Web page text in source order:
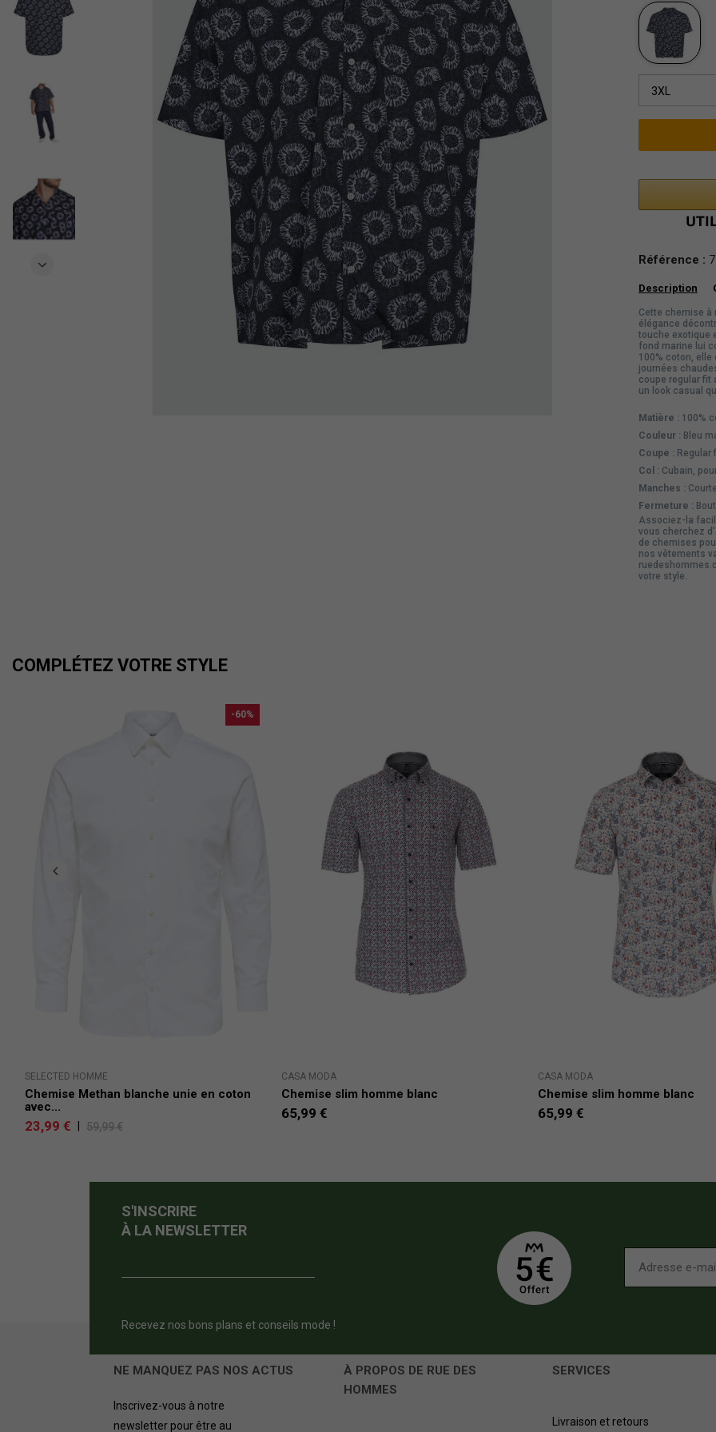
3XL
Référence :
Description
Cette chemise à
élégance
touche exotique
fond marine lui
100% coton,
journées
coupe regular fit
un look casual
Matière :100%
Couleur :Bleu
Coupe :Regular
Col :Cubain,
Manches :
Fermeture :
Associez-la
vous cherchez
de chemises
nos vêtements
votre style.
COMPLÉTEZ VOTRE STYLE
SELECTED HOMME
Chemise Methan blanche unie en coton
avec...
23,99 €
-60%
59,99 €
CASA MODA
Chemise slim homme blanc
65,99 €
CASA MODA
Chemise slim homme blanc
65,99 €
S'INSCRIRE
À LA NEWSLETTER
Recevez nos bons plans et conseils mode !
NE MANQUEZ PAS NOS ACTUS
Inscrivez-vous à notre
newsletter pour être au
À PROPOS DE RUE DES
HOMMES
SERVICES
Livraison et retours